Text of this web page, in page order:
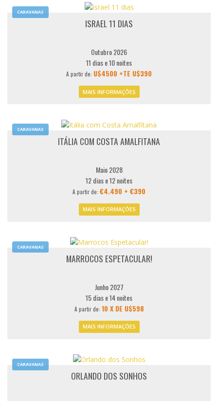
CARAVANAS
ISRAEL 11 DIAS
Outubro 2026
11 dias e 10 noites
A partir de: U$4500 +TE U$390
MAIS INFORMAÇÕES
CARAVANAS
ITÁLIA COM COSTA AMALFITANA
Maio 2028
12 dias e 12 noites
A partir de: €4.490 + €390
MAIS INFORMAÇÕES
CARAVANAS
MARROCOS ESPETACULAR!
Junho 2027
15 dias e 14 noites
A partir de: 10 X DE U$598
MAIS INFORMAÇÕES
CARAVANAS
ORLANDO DOS SONHOS